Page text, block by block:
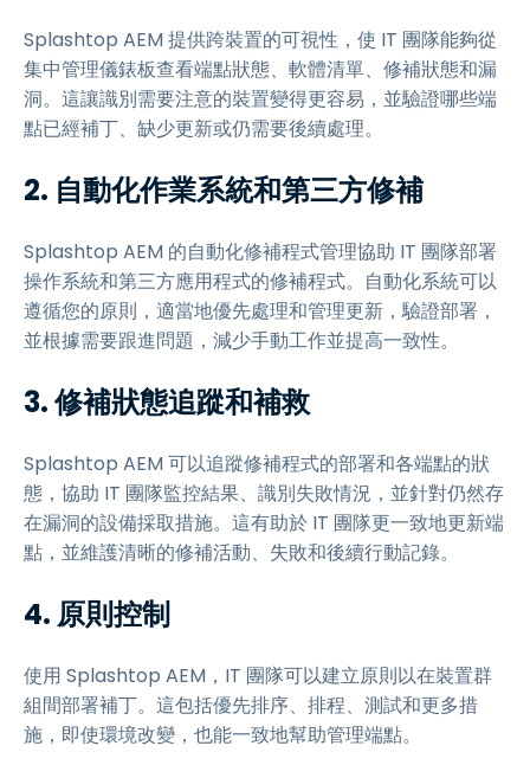
Splashtop AEM 提供跨裝置的可視性，使 IT 團隊能夠從
集中管理儀錶板查看端點狀態、軟體清單、修補狀態和漏
洞。這讓識別需要注意的裝置變得更容易，並驗證哪些端
點已經補丁、缺少更新或仍需要後續處理。
2. 自動化作業系統和第三方修補
Splashtop AEM 的自動化修補程式管理協助 IT 團隊部署
操作系統和第三方應用程式的修補程式。自動化系統可以
遵循您的原則，適當地優先處理和管理更新，驗證部署，
並根據需要跟進問題，減少手動工作並提高一致性。
3. 修補狀態追蹤和補救
Splashtop AEM 可以追蹤修補程式的部署和各端點的狀
態，協助 IT 團隊監控結果、識別失敗情況，並針對仍然存
在漏洞的設備採取措施。這有助於 IT 團隊更一致地更新端
點，並維護清晰的修補活動、失敗和後續行動記錄。
4. 原則控制
使用 Splashtop AEM，IT 團隊可以建立原則以在裝置群
組間部署補丁。這包括優先排序、排程、測試和更多措
施，即使環境改變，也能一致地幫助管理端點。